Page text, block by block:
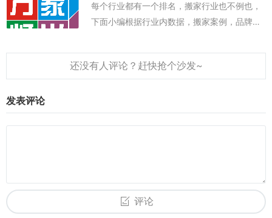
节...
每个行业都有一个排名，搬家行业也不例也，
下面小编根据行业内数据，搬家案例，品牌是
望对深圳找搬家公司的朋友有所帮助。以下就
是深圳十大品牌搬家公司排名详情介绍。
发表评论
评论